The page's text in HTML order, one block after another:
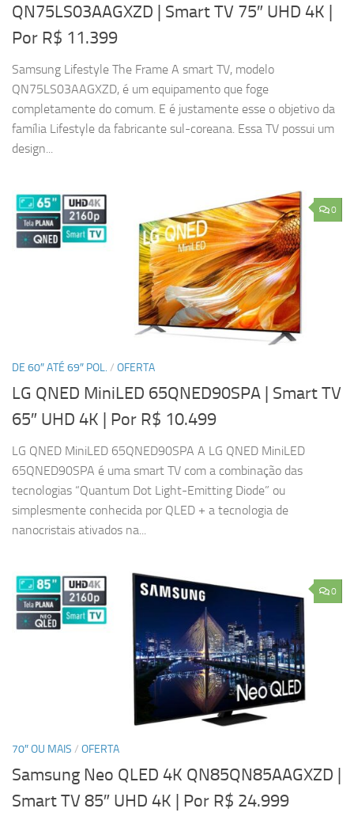
QN75LS03AAGXZD | Smart TV 75″ UHD 4K |
Por R$ 11.399
Samsung Lifestyle The Frame A smart TV, modelo
QN75LS03AAGXZD, é um equipamento que foge
completamente do comum. E é justamente esse o objetivo da
família Lifestyle da fabricante sul-coreana. Essa TV possui um
design...
0
DE 60″ ATÉ 69″ POL. / OFERTA
LG QNED MiniLED 65QNED90SPA | Smart TV
65″ UHD 4K | Por R$ 10.499
LG QNED MiniLED 65QNED90SPA A LG QNED MiniLED
65QNED90SPA é uma smart TV com a combinação das
tecnologias “Quantum Dot Light-Emitting Diode” ou
simplesmente conhecida por QLED + a tecnologia de
nanocristais ativados na...
0
70″ OU MAIS / OFERTA
Samsung Neo QLED 4K QN85QN85AAGXZD |
Smart TV 85″ UHD 4K | Por R$ 24.999